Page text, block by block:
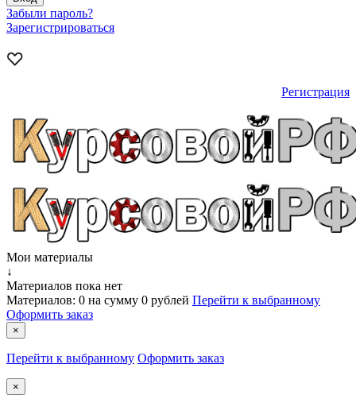
Забыли пароль?
Зарегистрироваться
Регистрация
Мои материалы
↓
Материалов пока нет
Материалов: 0 на сумму 0 рублей Перейти к выбранному
Оформить заказ
×
Перейти к выбранному Оформить заказ
×